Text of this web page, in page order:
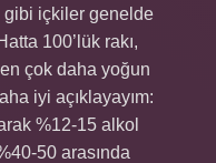
gibi içkiler genelde
100’lük rakı,
çok daha yoğun
iyi açıklayayım:
%12-15 alkol
50 arasında